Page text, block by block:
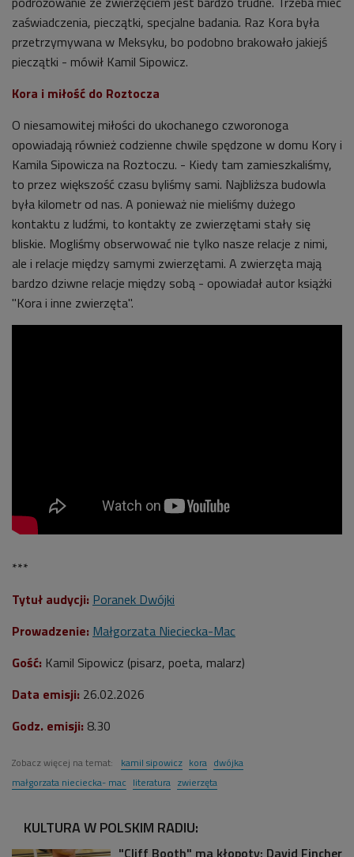
zaświadczenia, pieczątki, specjalne badania. Raz Kora była
przetrzymywana w Meksyku, bo podobno brakowało jakiejś
pieczątki - mówił Kamil Sipowicz.
Kora i miłość do Roztocza
O niesamowitej miłości do ukochanego czworonoga
opowiadają również codzienne chwile spędzone w domu Kory i
Kamila Sipowicza na Roztoczu. - Kiedy tam zamieszkaliśmy,
to przez większość czasu byliśmy sami. Najbliższa budowla
była kilometr od nas. A ponieważ nie mieliśmy dużego
kontaktu z ludźmi, to kontakty ze zwierzętami stały się
bliskie. Mogliśmy obserwować nie tylko nasze relacje z nimi,
ale i relacje między samymi zwierzętami. A zwierzęta mają
bardzo dziwne relacje między sobą - opowiadał autor książki
"Kora i inne zwierzęta".
***
Tytuł audycji: Poranek Dwójki
Prowadzenie: Małgorzata Nieciecka-Mac
Gość: Kamil Sipowicz (pisarz, poeta, malarz)
Data emisji: 26.02.2026
Godz. emisji: 8.30
Zobacz więcej na temat: kamil sipowicz kora dwójka
małgorzata nieciecka- mac literatura zwierzęta
KULTURA W POLSKIM RADIU:
"Cliff Booth" ma kłopoty: David Fincher